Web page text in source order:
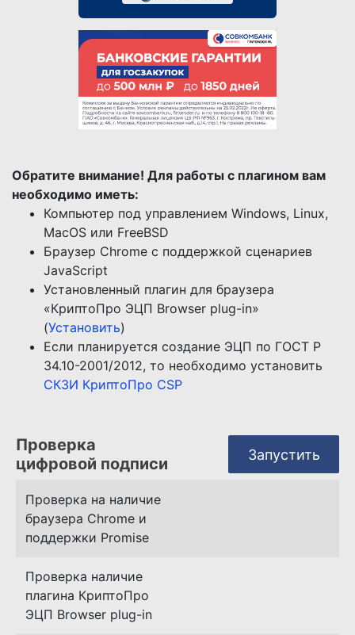
Обратите внимание! Для работы с плагином вам
необходимо иметь:
Компьютер под управлением Windows, Linux,
MacOS или FreeBSD
Браузер Chrome с поддержкой сценариев
JavaScript
Установленный плагин для браузера
«КриптоПро ЭЦП Browser plug-in»
(Установить)
Если планируется создание ЭЦП по ГОСТ Р
34.10-2001/2012, то необходимо установить
СКЗИ КриптоПро CSP
Проверка
цифровой подписи
Запустить
Проверка на наличие
браузера Chrome и
поддержки Promise
Проверка наличие
плагина КриптоПро
ЭЦП Browser plug-in